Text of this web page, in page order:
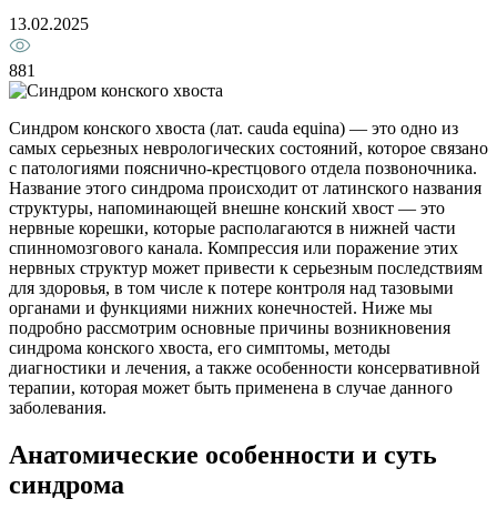
13.02.2025
881
Синдром конского хвоста (лат. cauda equina) — это одно из
самых серьезных неврологических состояний, которое связано
с патологиями пояснично-крестцового отдела позвоночника.
Название этого синдрома происходит от латинского названия
структуры, напоминающей внешне конский хвост — это
нервные корешки, которые располагаются в нижней части
спинномозгового канала. Компрессия или поражение этих
нервных структур может привести к серьезным последствиям
для здоровья, в том числе к потере контроля над тазовыми
органами и функциями нижних конечностей. Ниже мы
подробно рассмотрим основные причины возникновения
синдрома конского хвоста, его симптомы, методы
диагностики и лечения, а также особенности консервативной
терапии, которая может быть применена в случае данного
заболевания.
Анатомические особенности и суть
синдрома